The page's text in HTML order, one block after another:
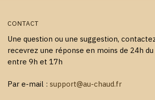
CONTACT
Une question ou une suggestion,
recevrez une réponse en moins de 24h du
entre 9h et 17h
Par e-mail : support@au-chaud.fr